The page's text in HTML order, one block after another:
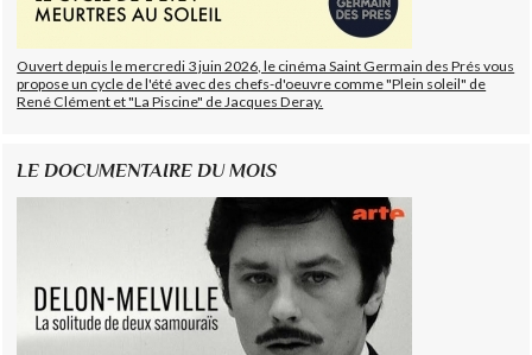
Ouvert depuis le mercredi 3 juin 2026, le cinéma Saint Germain des Prés vous
propose un cycle de l'été avec des chefs-d'oeuvre comme "Plein soleil" de
René Clément et "La Piscine" de Jacques Deray.
LE DOCUMENTAIRE DU MOIS